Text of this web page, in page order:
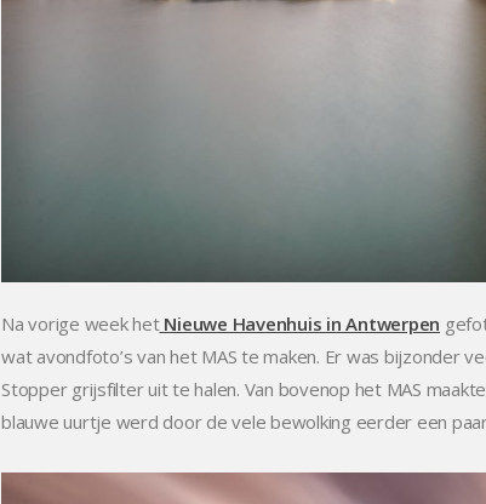
Na vorige week hetNieuwe Havenhuis in Antwerpen
wat avondfoto’s van het MAS te maken. Er was bijzonder
Stopper grijsfilter uit te halen. Van bovenop het MAS
blauwe uurtje werd door de vele bewolking eerder een